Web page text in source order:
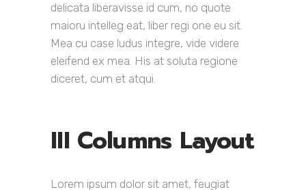
delicata liberavisse id cum, no quote
maioru intelleg eat, liber regi one eu sit.
Mea cu case ludus integre, vide videre
eleifend ex mea. His at soluta regione
diceret, cum et atqui.
III Columns Layout
Lorem ipsum dolor sit amet, feugiat